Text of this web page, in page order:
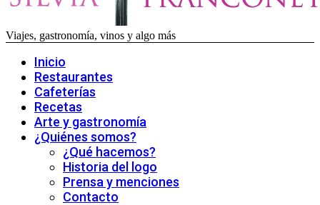
Viajes, gastronomía, vinos y algo más
Inicio
Restaurantes
Cafeterías
Recetas
Arte y gastronomía
¿Quiénes somos?
¿Qué hacemos?
Historia del logo
Prensa y menciones
Contacto